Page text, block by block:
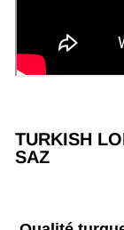
TURKISH
SAZ